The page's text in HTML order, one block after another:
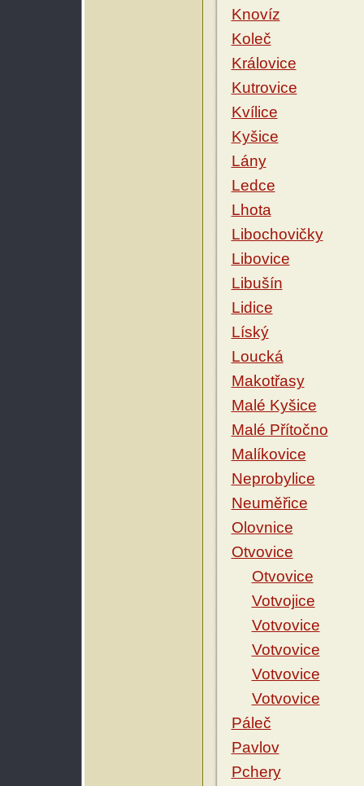
Knovíz
Koleč
Královice
Kutrovice
Kvílice
Kyšice
Lány
Ledce
Lhota
Libochovičky
Libovice
Libušín
Lidice
Líský
Loucká
Makotřasy
Malé Kyšice
Malé Přítočno
Malíkovice
Neprobylice
Neuměřice
Olovnice
Otvovice
Otvovice
Votvojice
Votvovice
Votvovice
Votvovice
Votvovice
Páleč
Pavlov
Pchery